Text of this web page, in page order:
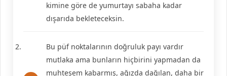
kimine göre de yumurtayı sabaha kadar
dışarıda bekleteceksin.
Bu püf noktalarının doğruluk payı vardır
mutlaka ama bunların hiçbirini yapmadan da
muhteşem kabarmış, ağızda dağılan, daha bir